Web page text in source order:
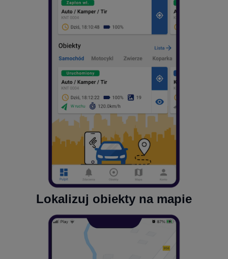
Lokalizuj obiekty na mapie